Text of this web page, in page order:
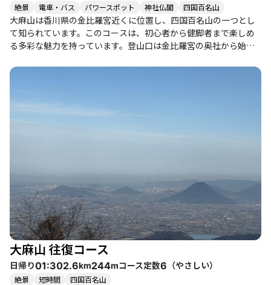
絶景 電車・バス パワースポット 神社仏閣 四国百名山
大麻山は香川県の金比羅宮近くに位置し、四国百名山の一つとし
て知られています。このコースは、初心者から健脚者まで楽しめ
る多彩な魅力を持っています。登山口は金比羅宮の奥社から始ま
岐富士の美しい景観が広がり、特に展望台からの眺めは絶景で
ってきます。特に、山頂に立ったときの景色は疲れを一瞬で吹き
必須で、軽装での挑戦が推奨されます。 下山後は、地元のうどん
屋での食事が楽しみの一つです。特に金比羅参道近くのうどん店
は、観光客にも人気で、温かいおうどんやカレーうどんが絶品で
す。登山の後には、温泉で疲れを癒すのもおすすめです。 大麻山
は、自然の美しさと地元の文化を同時に楽しめる素晴らしい登山
コースです。友人や家族と一緒に訪れることで、より思い出深い
体験ができることでしょう。
大麻山 往復コース
日帰り01:302.6km244mコース定数6 （やさしい）
絶景 短時間 四国百名山